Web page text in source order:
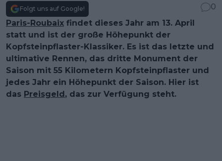
Folgt uns auf Google!
0
Paris-Roubaix findet dieses Jahr am 13. April
statt und ist der große Höhepunkt der
Kopfsteinpflaster-Klassiker. Es ist das letzte und
ultimative Rennen, das dritte Monument der
Saison mit 55 Kilometern Kopfsteinpflaster und
jedes Jahr ein Höhepunkt der Saison. Hier ist
das Preisgeld, das zur Verfügung steht.